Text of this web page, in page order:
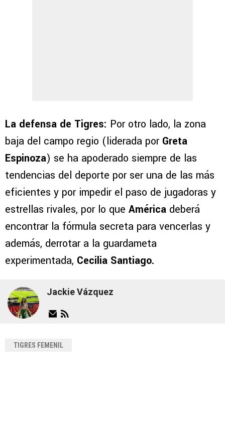
La defensa de Tigres: Por otro lado, la zona
baja del campo regio (liderada por Greta
Espinoza) se ha apoderado siempre de las
tendencias del deporte por ser una de las más
eficientes y por impedir el paso de jugadoras y
estrellas rivales, por lo que América deberá
encontrar la fórmula secreta para vencerlas y
además, derrotar a la guardameta
experimentada, Cecilia Santiago.
Jackie Vázquez
TIGRES FEMENIL